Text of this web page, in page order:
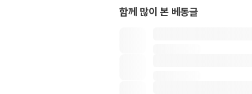
함께 많이 본 베동글